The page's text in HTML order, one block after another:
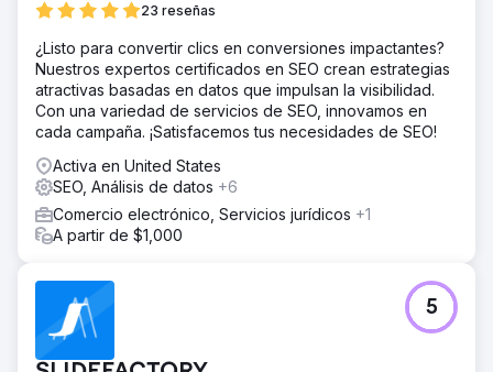
23 reseñas
¿Listo para convertir clics en conversiones impactantes?
Nuestros expertos certificados en SEO crean estrategias
atractivas basadas en datos que impulsan la visibilidad.
Con una variedad de servicios de SEO, innovamos en
cada campaña. ¡Satisfacemos tus necesidades de SEO!
Activa en United States
SEO, Análisis de datos +6
Comercio electrónico, Servicios jurídicos +1
A partir de $1,000
5